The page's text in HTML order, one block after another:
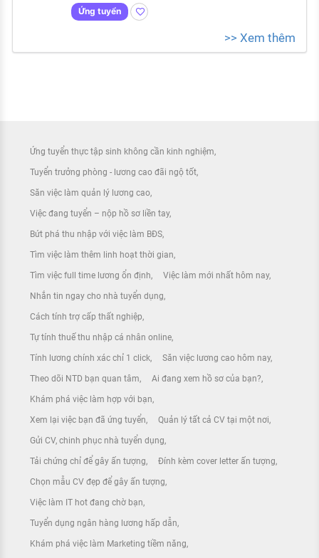
Ứng tuyển
>> Xem thêm
Ứng tuyển thực tập sinh không cần kinh nghiệm
Tuyển trưởng phòng - lương cao đãi ngộ tốt
Săn việc làm quản lý lương cao
Việc đang tuyển – nộp hồ sơ liền tay
Bứt phá thu nhập với việc làm BĐS
Tìm việc làm thêm linh hoạt thời gian
Tìm việc full time lương ổn định Việc làm mới nhất hôm nay
Nhắn tin ngay cho nhà tuyển dụng
Cách tính trợ cấp thất nghiệp
Tự tính thuế thu nhập cá nhân online
Tính lương chính xác chỉ 1 click Săn việc lương cao hôm nay
Theo dõi NTD bạn quan tâm Ai đang xem hồ sơ của bạn?
Khám phá việc làm hợp với bạn
Xem lại việc bạn đã ứng tuyển Quản lý tất cả CV tại một nơi
Gửi CV, chinh phục nhà tuyển dụng
Tải chứng chỉ để gây ấn tượng Đính kèm cover letter ấn tượng
Chọn mẫu CV đẹp để gây ấn tượng
Việc làm IT hot đang chờ bạn
Tuyển dụng ngân hàng lương hấp dẫn
Khám phá việc làm Marketing tiềm năng